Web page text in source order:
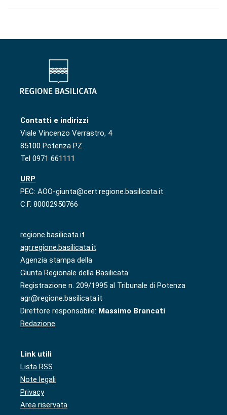
Contatti e indirizzi
Viale Vincenzo Verrastro, 4
85100 Potenza PZ
Tel 0971 661111
URP
PEC: AOO-giunta@cert.regione.basilicata.it
C.F. 80002950766
regione.basilicata.it
agr.regione.basilicata.it
Agenzia stampa della
Giunta Regionale della Basilicata
Registrazione n. 209/1995 al Tribunale di Potenza
agr@regione.basilicata.it
Direttore responsabile: Massimo Brancati
Redazione
Link utili
Lista RSS
Note legali
Privacy
Area riservata